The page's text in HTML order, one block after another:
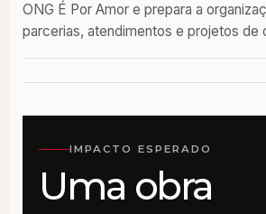
ONG É Por Amor e prepara a
parcerias, atendimentos e projetos de
IMPACTO ESPERADO
Uma obra